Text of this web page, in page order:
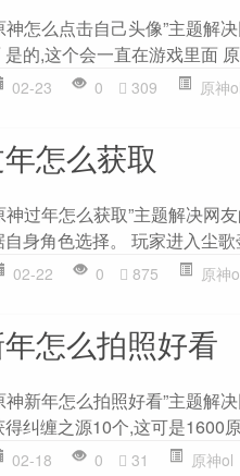
神怎么点击自己头像”主题解
的,这个会一直在游戏里面
02-23 0 309 原神ol
怎么获取
神过年怎么获取”主题解决网
身角色选择。 玩家进入尘歌
02-22 0 875 原神
怎么拍照好看
神新年怎么拍照好看”主题解
纠缠之源10个,这可是1600
02-18 0 31 原神ol